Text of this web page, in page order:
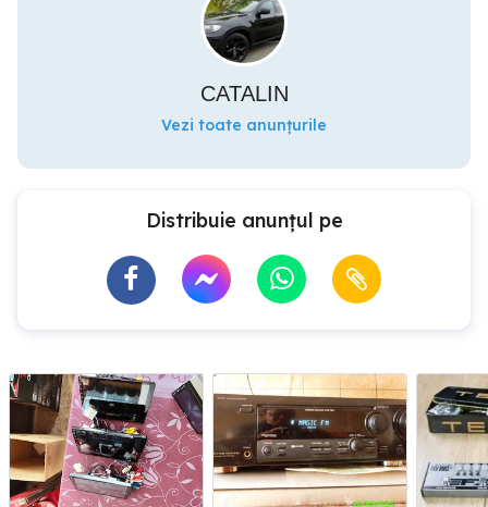
CATALIN
Vezi toate anunțurile
Distribuie anunțul pe